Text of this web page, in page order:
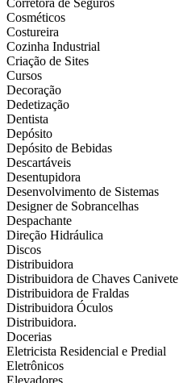
Corretora de Seguros
Cosméticos
Costureira
Cozinha Industrial
Criação de Sites
Cursos
Decoração
Dedetização
Dentista
Depósito
Depósito de Bebidas
Descartáveis
Desentupidora
Desenvolvimento de Sistemas
Designer de Sobrancelhas
Despachante
Direção Hidráulica
Discos
Distribuidora
Distribuidora de Chaves Canivete
Distribuidora de Fraldas
Distribuidora Óculos
Distribuidora.
Docerias
Eletricista Residencial e Predial
Eletrônicos